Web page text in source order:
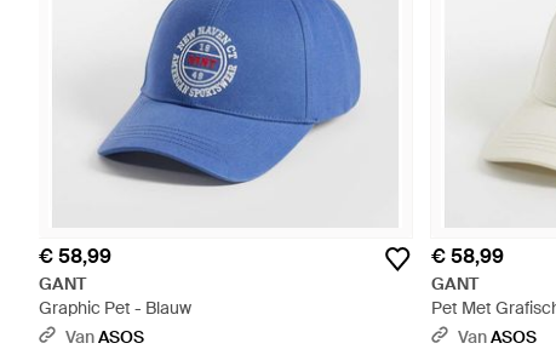
€ 58,99
GANT
Graphic Pet - Blauw
VanASOS
€ 58,99
GANT
Pet Met
VanASOS